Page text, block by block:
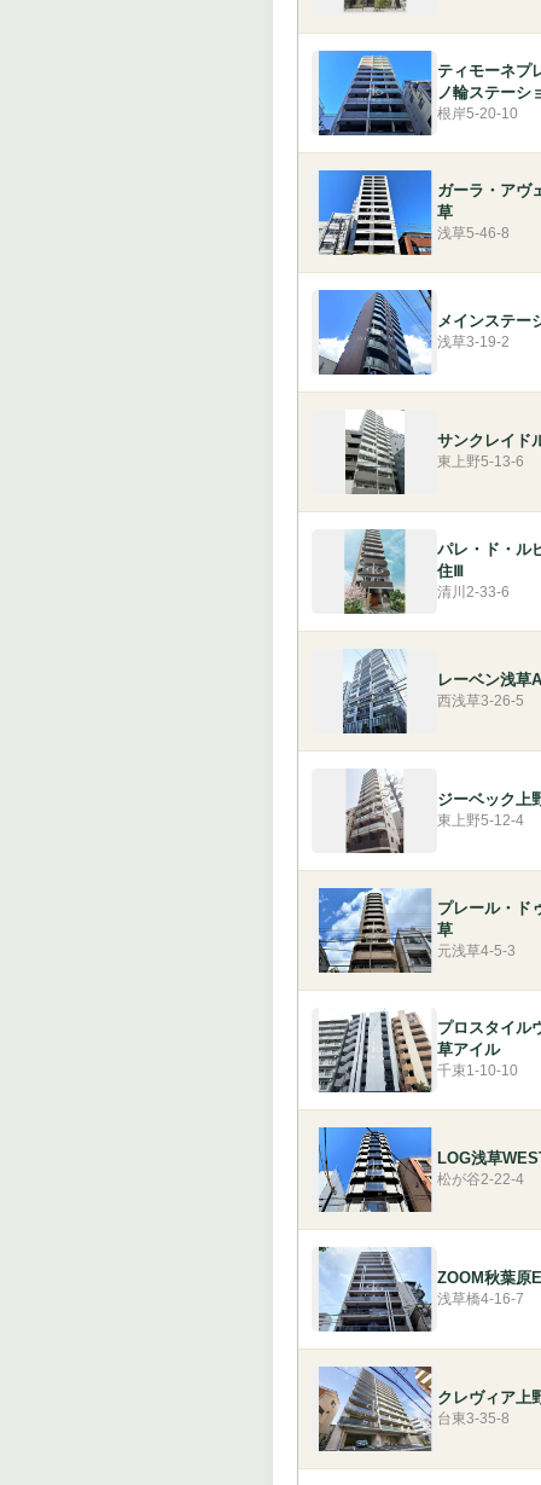
ティモーネプ
ノ輪ステーシ
根岸5-20-10
ガーラ・アヴ
草
浅草5-46-8
メインステー
浅草3-19-2
サンクレイド
東上野5-13-6
パレ・ド・ル
住Ⅲ
清川2-33-6
レーベン浅草
西浅草3-26-5
ジーベック上
東上野5-12-4
プレール・ド
草
元浅草4-5-3
プロスタイル
草アイル
千束1-10-10
LOG浅草
松が谷2-22-4
ZOOM秋葉原
浅草橋4-16-7
クレヴィア上
台東3-35-8